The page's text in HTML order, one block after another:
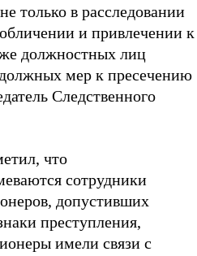
только в расследовании
и привлечении к
должностных лиц
мер к пресечению
Следственного
что
сотрудники
допустивших
преступления,
имели связи с